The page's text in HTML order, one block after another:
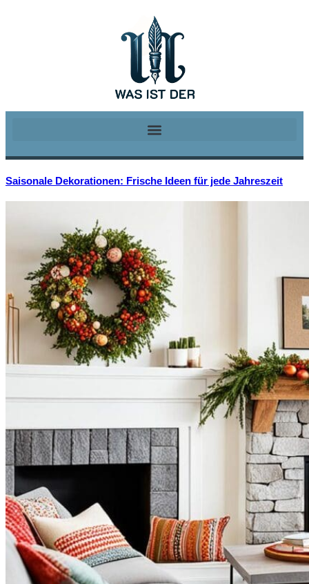
Saisonale Dekorationen: Frische Ideen für jede Jahreszeit